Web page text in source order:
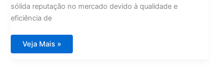
sólida reputação no mercado devido à qualidade e
eficiência de
DCS
Assistência
Veja Mais »